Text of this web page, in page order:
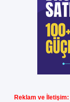
Reklam ve İletişim: